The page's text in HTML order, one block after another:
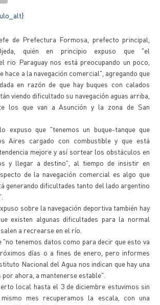
de Prefectura Formosa, prefecto principal,
quién en principio expuso que "el
rio Paraguay nos está preocupando un poco,
hace a la navegación comercial", agregando que
en razón de que hay buques con calados
viendo dificultado su navegación aguas arriba,
los que van a Asunción y la zona de San
expuso que "tenemos un buque-tanque que
Aires cargado con combustible y que está
mejore y así sortear los obstáculos en
y llegar a destino", al tiempo de insistir en
de la navegación comercial es algo que
generando dificultades tanto del lado argentino
sobre la navegación deportiva también hay
existen algunas dificultades para la normal
a recrearse en el río.
"no tenemos datos como para decir que esto va
días o a fines de enero, pero informes
Nacional del Agua nos indican que hay una
por ahora, a mantenerse estable".
local hasta el 3 de diciembre estuvimos sin
mes recuperamos la escala, con una